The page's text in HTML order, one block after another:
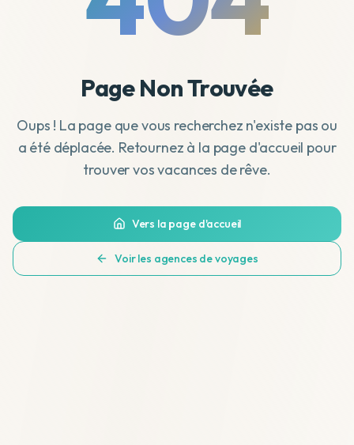
Page Non Trouvée
Oups ! La page que vous recherchez n'existe pas ou
a été déplacée. Retournez à la page d'accueil pour
trouver vos vacances de rêve.
Vers la page d'accueil
Voir les agences de voyages